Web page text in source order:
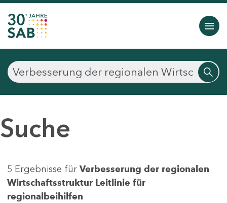
Suche
5 Ergebnisse für Verbesserung der regionalen
Wirtschaftsstruktur Leitlinie für
regionalbeihilfen